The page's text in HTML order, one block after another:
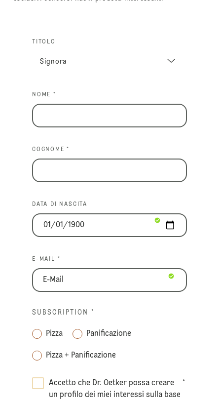
TITOLO
NOME *
COGNOME *
DATA DI NASCITA
E-MAIL *
SUBSCRIPTION *
Pizza Panificazione
Pizza + Panificazione
Accetto che Dr. Oetker possa creare
un profilo dei miei interessi sulla base
*